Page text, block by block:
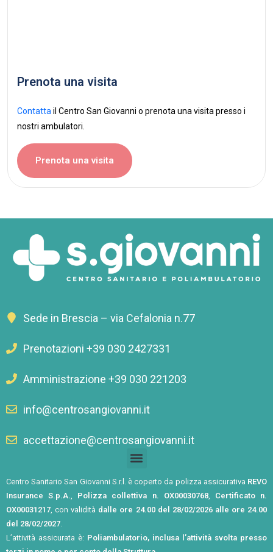
Prenota una visita
Contattail Centro San Giovanni o prenota una visita presso i
nostri ambulatori.
Prenota una visita
Sede in Brescia – via Cefalonia n.77
Prenotazioni +39 030 2427331
Amministrazione +39 030 221203
info@centrosangiovanni.it
accettazione@centrosangiovanni.it
Centro Sanitario San Giovanni S.r.l. è coperto da polizza assicurativa REVO
Insurance S.p.A.
Polizza collettiva n. OX00030768, Certificato n.
OX00031217 , con validità dalle ore 24.00 del 28/02/2026 alle ore 24.00
del 28/02/2027
L’attività assicurata è: Poliambulatorio, inclusa l’attività svolta presso